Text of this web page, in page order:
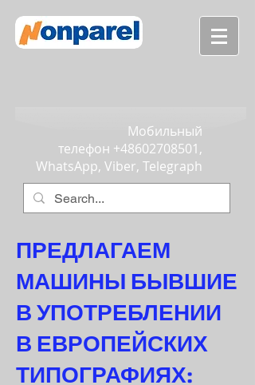
Мобильный
телефон +48602708501,
WhatsApp, Viber, Telegraph
ПРЕДЛАГАЕМ
МАШИНЫ БЫВШИЕ
В УПОТРЕБЛЕНИИ
В ЕВРОПЕЙСКИХ
ТИПОГРАФИЯХ: